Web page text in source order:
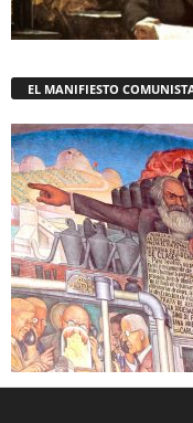
EL MANIFIESTO